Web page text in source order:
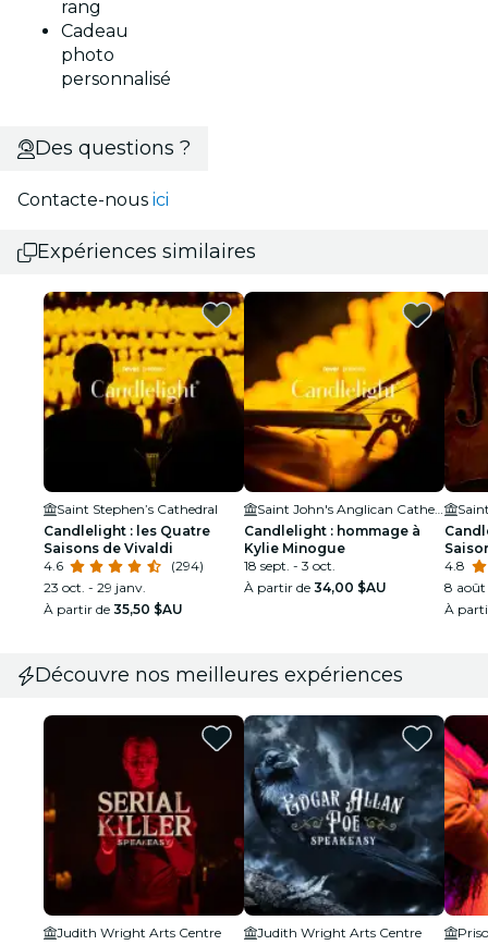
rang
Cadeau
photo
personnalisé
Des questions ?
Contacte-nous ici
Expériences similaires
Saint Stephen’s Cathedral
Candlelight : les Quatre
Saisons de Vivaldi
4.6
(294)
23 oct. - 29 janv.
À partir de 35,50 $AU
Saint John's Anglican Cathedral
Candlelight : hommage à
Kylie Minogue
18 sept. - 3 oct.
À partir de 34,00 $AU
4.8
8 août
À
Découvre nos meilleures expériences
Judith Wright Arts Centre
Judith Wright Arts Centre